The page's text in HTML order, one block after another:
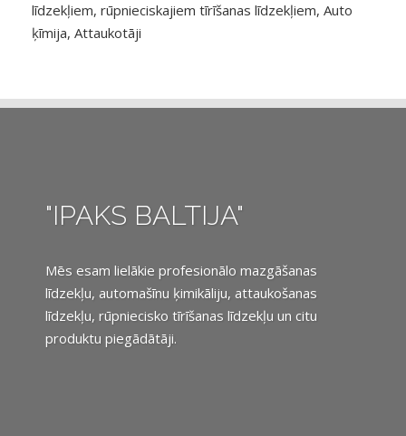
līdzekļiem, rūpnieciskajiem tīrīšanas līdzekļiem, Auto
ķīmija, Attaukotāji
"IPAKS BALTIJA"
Mēs esam lielākie profesionālo mazgāšanas
līdzekļu, automašīnu ķimikāliju, attaukošanas
līdzekļu, rūpniecisko tīrīšanas līdzekļu un citu
produktu piegādātāji.